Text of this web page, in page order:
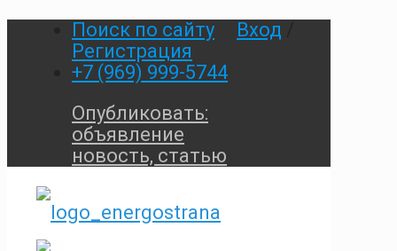
Поиск по сайту Вход
Регистрация
+7 (969) 999-5744
Опубликовать:
объявление
новость, статью